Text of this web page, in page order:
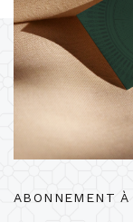
ABONNEMENT